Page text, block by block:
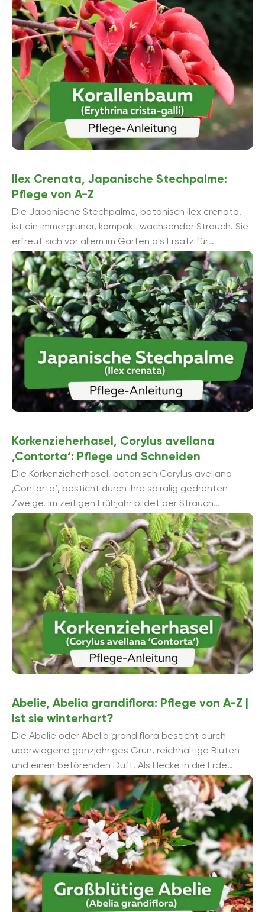
...
Ilex Crenata, Japanische Stechpalme:
Pflege von A-Z
Die Japanische Stechpalme, botanisch Ilex crenata,
ist ein immergrüner, kompakt wachsender Strauch. Sie
erfreut sich vor allem im Garten als Ersatz für
Beeteinfassungen aus Buchsbaum wachsender
Beliebtheit. Optisch ...
Korkenzieherhasel, Corylus avellana
‚Contorta‘: Pflege und Schneiden
Die Korkenzieherhasel, botanisch Corylus avellana
‚Contorta‘, besticht durch ihre spiralig gedrehten
Zweige. Im zeitigen Frühjahr bildet der Strauch
männliche Kätzchen aus, die mit ihrer goldgelben
Farbe erste ...
Abelie, Abelia grandiflora: Pflege von A-Z |
Ist sie winterhart?
Die Abelie oder Abelia grandiflora besticht durch
überwiegend ganzjähriges Grün, reichhaltige Blüten
und einen betörenden Duft. Als Hecke in die Erde
gepflanzt macht sie sich wunderschö...